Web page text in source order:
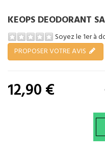
KEOPS DEODORANT
Soyez le 1er à
PROPOSER VOTRE AVIS
12,90 €